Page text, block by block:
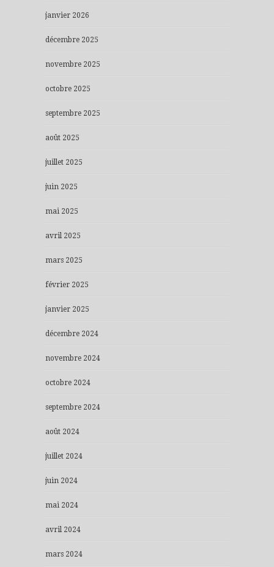
janvier 2026
décembre 2025
novembre 2025
octobre 2025
septembre 2025
août 2025
juillet 2025
juin 2025
mai 2025
avril 2025
mars 2025
février 2025
janvier 2025
décembre 2024
novembre 2024
octobre 2024
septembre 2024
août 2024
juillet 2024
juin 2024
mai 2024
avril 2024
mars 2024